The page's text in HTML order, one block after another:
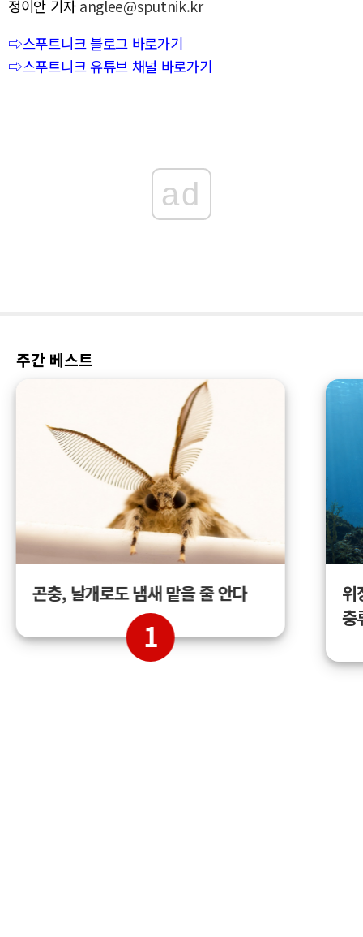
정이안 기자 anglee@sputnik.kr
⇨스푸트니크 블로그 바로가기
⇨스푸트니크 유튜브 채널 바로가기
ad
주간 베스트
곤충, 날개로도 냄새 맡을 줄 안다
1
위
충